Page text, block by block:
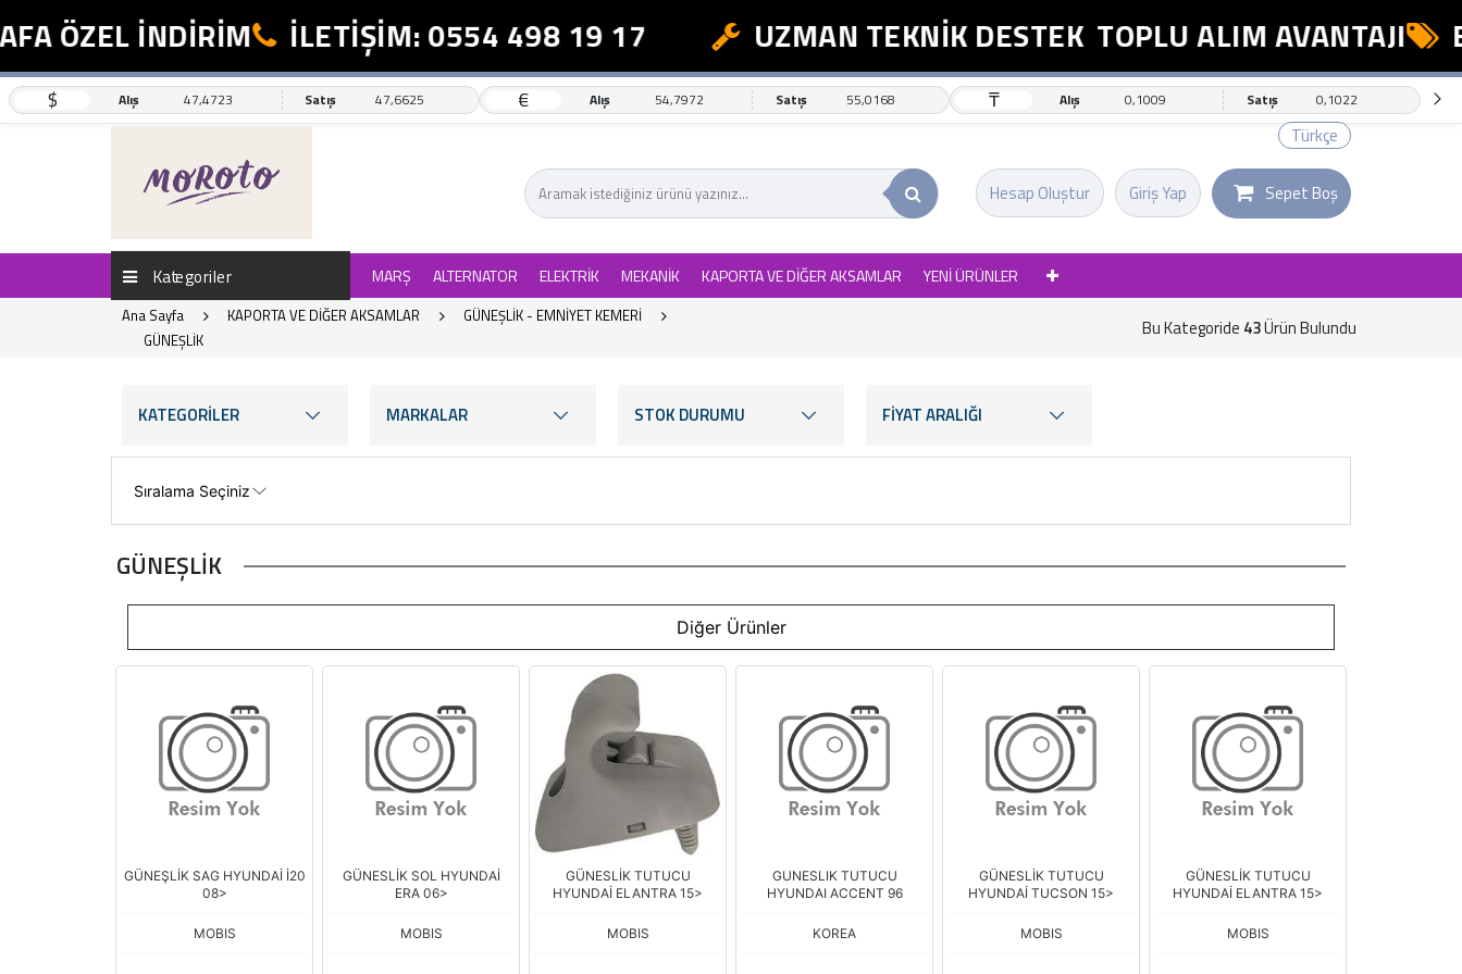
İNDİRİM İLETİŞİM: 0554 498 19 17 UZMAN TEKNİK DESTEK TOPLU ALIM AVANTAJI
$ Alış 47,4723 Satış 47,6625 € Alış 54,7972 Satış 55,0168 ₸ Alış 0,1009 Satış 0,1022
Türkçe
Giriş Yap
Hesap Oluştur Sepet Boş
Kategoriler MARŞ ALTERNATOR ELEKTRİK MEKANİK KAPORTA VE DİĞER AKSAMLAR YENİ ÜRÜNLER
Ana Sayfa KAPORTA VE DİĞER AKSAMLAR
GÜNEŞLİK - EMNİYET KEMERİ
GÜNEŞLİK
Bu Kategoride 43Ürün Bulundu
KATEGORİLER MARKALAR STOK DURUMU FİYAT ARALIĞI
GÜNEŞLİK
Diğer Ürünler
GÜNEŞLİK SAG HYUNDAİ İ20
08>
MOBIS
GÜNESLİK SOL HYUNDAİ
ERA 06>
MOBIS
GÜNESLİK TUTUCU
HYUNDAİ ELANTRA 15>
MOBIS
GUNESLIK TUTUCU
HYUNDAI ACCENT 96
KOREA
GÜNESLİK TUTUCU
HYUNDAİ TUCSON 15>
MOBIS
GÜNESLİK TUTUCU
HYUNDAİ ELANTRA 15>
MOBIS